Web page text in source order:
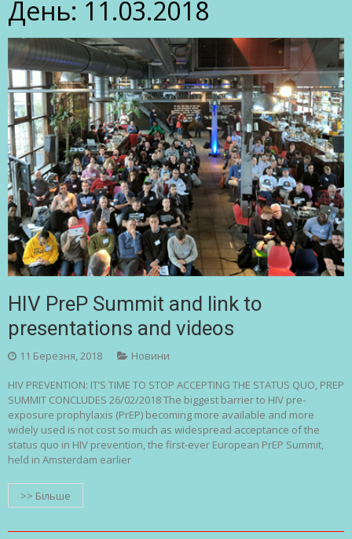
День: 11.03.2018
HIV PreP Summit and link to
presentations and videos
11 Березня, 2018 Новини
HIV PREVENTION: IT’S TIME TO STOP ACCEPTING THE STATUS QUO, PREP
SUMMIT CONCLUDES 26/02/2018 The biggest barrier to HIV pre-
exposure prophylaxis (PrEP) becoming more available and more
widely used is not cost so much as widespread acceptance of the
status quo in HIV prevention, the first-ever European PrEP Summit,
held in Amsterdam earlier
>> Більше